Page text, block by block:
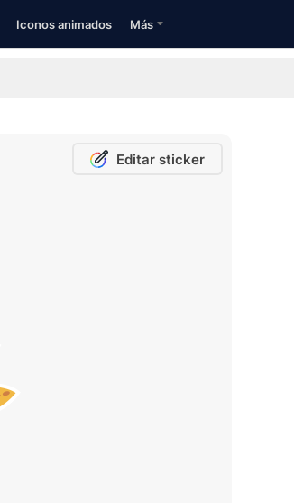
Iconos animados Más
Editar sticker